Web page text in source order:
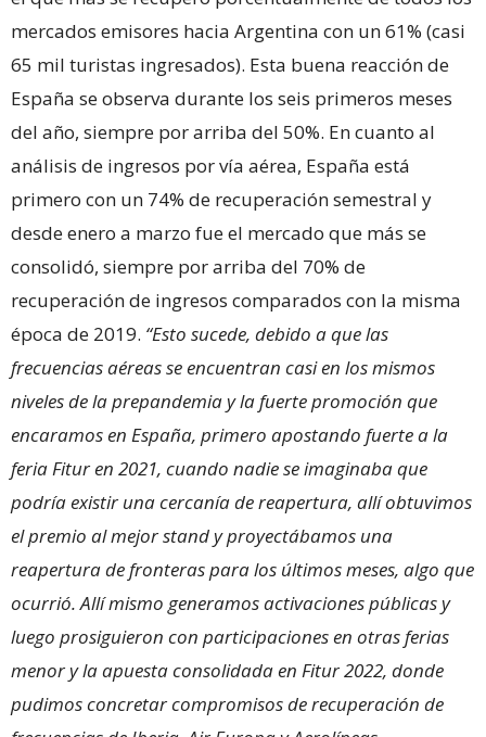
mercados emisores hacia Argentina con un 61% (casi
65 mil turistas ingresados). Esta buena reacción de
España se observa durante los seis primeros meses
del año, siempre por arriba del 50%. En cuanto al
análisis de ingresos por vía aérea, España está
primero con un 74% de recuperación semestral y
desde enero a marzo fue el mercado que más se
consolidó, siempre por arriba del 70% de
recuperación de ingresos comparados con la misma
época de 2019. “Esto sucede, debido a que las
frecuencias aéreas se encuentran casi en los mismos
niveles de la prepandemia y la fuerte promoción que
encaramos en España, primero apostando fuerte a la
feria Fitur en 2021, cuando nadie se imaginaba que
podría existir una cercanía de reapertura, allí obtuvimos
el premio al mejor stand y proyectábamos una
reapertura de fronteras para los últimos meses, algo que
ocurrió. Allí mismo generamos activaciones públicas y
luego prosiguieron con participaciones en otras ferias
menor y la apuesta consolidada en Fitur 2022, donde
pudimos concretar compromisos de recuperación de